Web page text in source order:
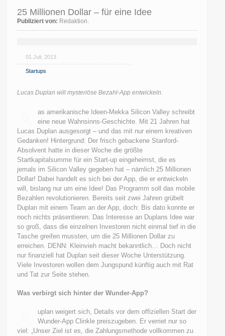
25 Millionen Dollar – für eine Idee
Publiziert von: Redaktion.
01.Juli, 2013
Startups
Lucas Duplan will mysteriöse Bezahl-App entwickeln.
as amerikanische Ideen-Mekka Silicon Valley schreibt
eine neue Wahnsinns-Geschichte. Mit 21 Jahren hat
Lucas Duplan ausgesorgt – und das mit nur einem kreativen
Gedanken! Hintergrund: Der frisch gebackene Stanford-
Absolvent hatte in dieser Woche die größte
Startkapitalsumme für ein Start-up eingeheimst, die es
jemals im Silicon Valley gegeben hat – nämlich 25 Millionen
Dollar! Dabei handelt es sich bei der App, die er entwickeln
will, bislang nur um eine Idee! Das Programm soll das mobile
Bezahlen revolutionieren. Bereits seit zwei Jahren grübelt
Duplan mit einem Team an der App, doch: Bis dato konnte er
noch nichts präsentieren. Das Interesse an Duplans Idee war
so groß, dass die einzelnen Investoren nicht einmal tief in die
Tasche greifen mussten, um die 25 Millionen Dollar zu
erreichen. DENN: Kleinvieh macht bekanntlich… Doch nicht
nur finanziell hat Duplan seit dieser Woche Unterstützung.
Viele Investoren wollen dem Jungspund künftig auch mit Rat
und Tat zur Seite stehen.
Was verbirgt sich hinter der Wunder-App?
uplan weigert sich, Details vor dem offiziellen Start der
Wunder-App Clinkle preiszugeben. Er verriet nur so
viel: „Unser Ziel ist es, die Zahlungsmethode vollkommen zu